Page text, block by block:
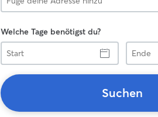
Welche Tage benötigst du?
Start
Ende
Suchen